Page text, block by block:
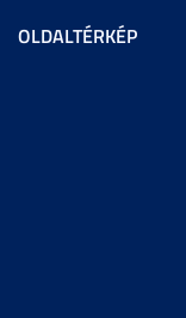
OLDALTÉRKÉP